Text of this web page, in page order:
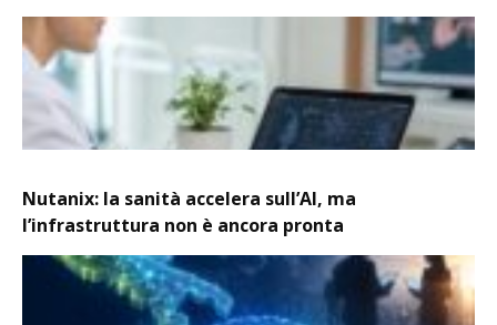
Nutanix: la sanità accelera sull’AI, ma
l’infrastruttura non è ancora pronta